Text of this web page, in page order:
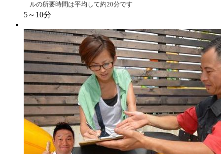
ルの所要時間は平均して約20分です
5～10分